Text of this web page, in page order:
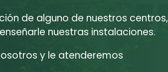
de alguno de nuestros centros,
nuestras instalaciones.
y le atenderemos